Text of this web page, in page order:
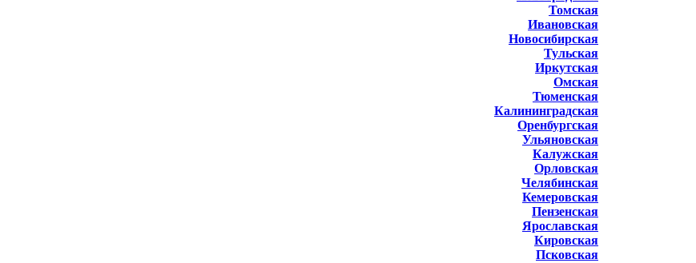
Томская
Ивановская
Новосибирская
Тульская
Иркутская
Омская
Тюменская
Калининградская
Оренбургская
Ульяновская
Калужская
Орловская
Челябинская
Кемеровская
Пензенская
Ярославская
Кировская
Псковская